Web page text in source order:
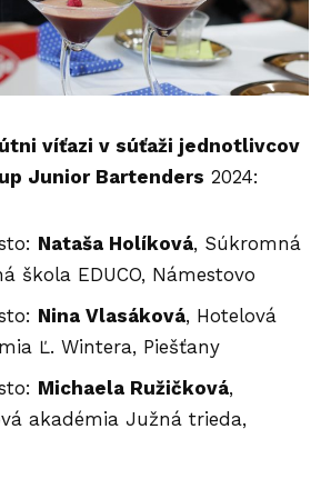
víťazi v súťaži jednotlivcov
Junior Bartenders 2024:
Nataša Holíková, Súkromná
škola EDUCO, Námestovo
Nina Vlasáková, Hotelová
Ľ. Wintera, Piešťany
Michaela Ružičková,
akadémia Južná trieda,